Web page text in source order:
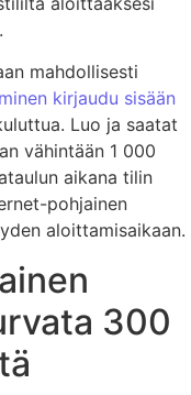
mahdollisesti
kirjaudu sisään
Luo ja saatat
vähintään 1 000
aikana tilin
pohjainen
aloittamisaikaan.
300